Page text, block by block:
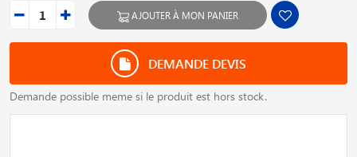
AJOUTER À MON PANIER
DEMANDE DEVIS
Demande possible meme si le produit est hors stock.